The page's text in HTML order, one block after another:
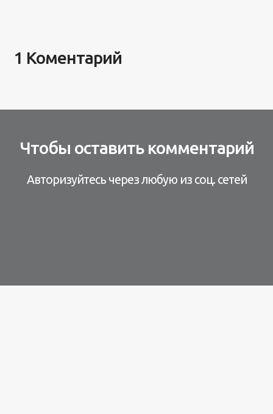
1 Коментарий
Чтобы оставить комментарий
Авторизуйтесь через любую из соц. сетей